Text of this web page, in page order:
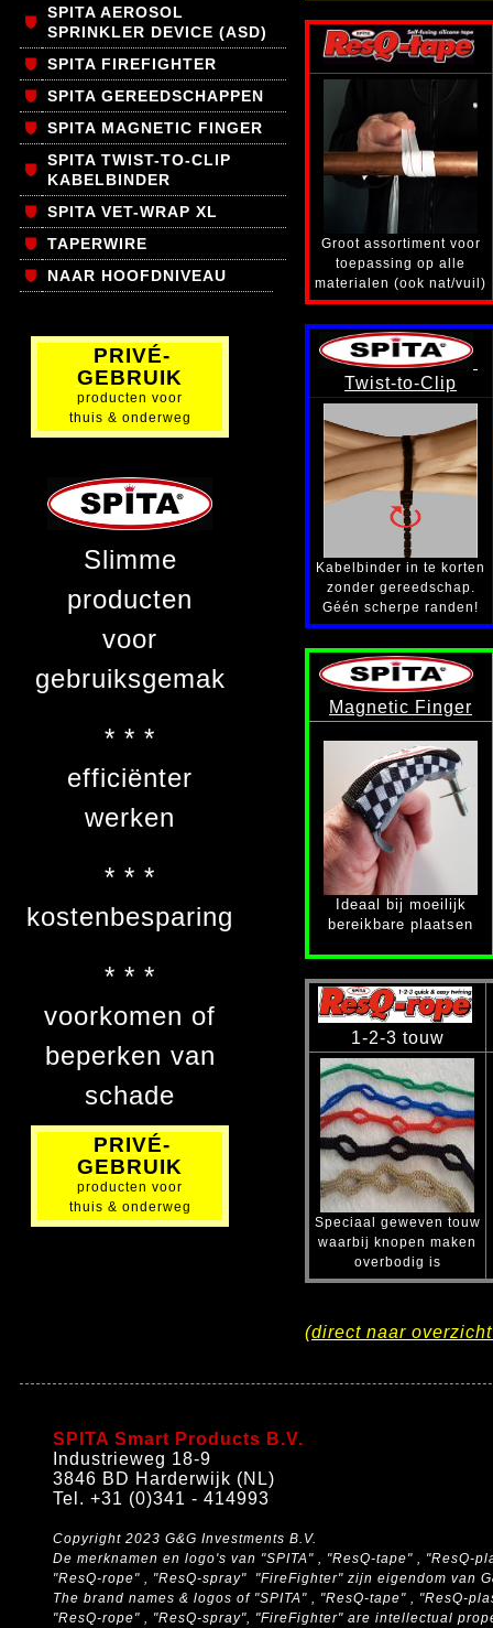
SPITA AEROSOL
SPRINKLER DEVICE (ASD)
SPITA FIREFIGHTER
SPITA GEREEDSCHAPPEN
SPITA MAGNETIC FINGER
SPITA TWIST-TO-CLIP
KABELBINDER
SPITA VET-WRAP XL
TAPERWIRE
NAAR HOOFDNIVEAU
PRIVÉ-
GEBRUIK
producten voor
thuis & onderweg
Slimme
producten
voor
gebruiksgemak
* * *
efficiënter
werken
* * *
kostenbesparing
* * *
voorkomen of
beperken van
schade
PRIVÉ-
GEBRUIK
producten voor
thuis & onderweg
Groot assortiment voor
toepassing op alle
materialen (ook nat/vuil)
Twist-to-Clip
Kabelbinder in te korten
zonder gereedschap.
Géén scherpe randen!
Magnetic Finger
Ideaal bij moeilijk
bereikbare plaatsen
1-2-3 touw
Speciaal geweven touw
waarbij knopen maken
overbodig is
(direct naar
SPITA Smart Products B.V.
Industrieweg 18-9
3846 BD Harderwijk (NL)
Tel. +31 (0)341 - 414993
Copyright 2023 G&G Investments B.V.
De merknamen en logo's van "SPITA" , "ResQ-tape" , "ResQ-
"ResQ-rope" , "ResQ-spray" "FireFighter" zijn eigendom van
The brand names & logos of "SPITA" , "ResQ-tape" , "ResQ-
"ResQ-rope" , "ResQ-spray", "FireFighter" are intellectual